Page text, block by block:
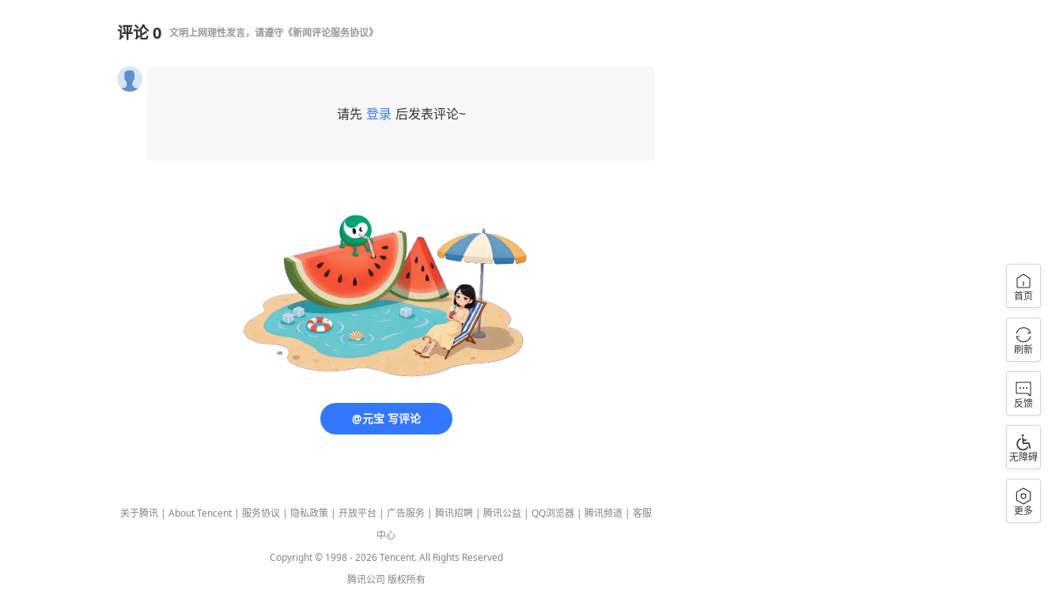
评论0 文明上网理性发言，请遵守 《新闻评论服务协议》
请先 登录 后发表评论~
@元宝 写评论
关于腾讯 | About Tencent | 服务协议 | 隐私政策 | 开放平台 | 广告服务 | 腾讯招聘 | 腾讯公益 | QQ浏览器 | 腾讯频道 | 客服
中心
Copyright © 1998 -2026Tencent. All Rights Reserved
腾讯公司 版权所有
首页
刷新
反馈
无障碍
更多